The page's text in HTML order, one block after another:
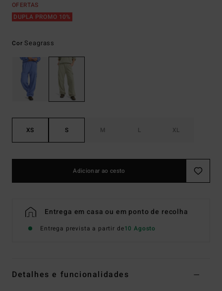
OFERTAS
DUPLA PROMO 10%
Cor Seagrass
XS S M L XL
Adicionar ao cesto
Entrega em casa ou em ponto de recolha
Entrega prevista a partir de10 Agosto
Detalhes e funcionalidades